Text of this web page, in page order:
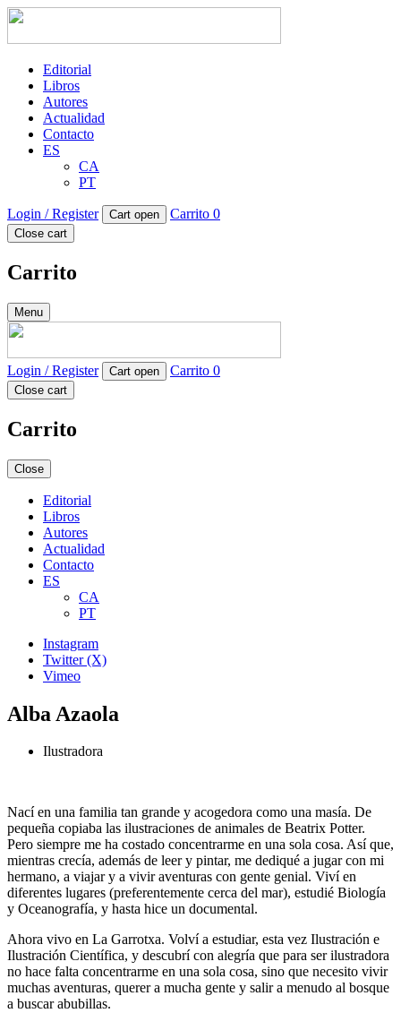
Editorial
Libros
Autores
Actualidad
Contacto
ES
CA
PT
Login / Register Cart open Carrito 0
Close cart
Carrito
Menu
Login / Register Cart open Carrito 0
Close cart
Carrito
Close
Editorial
Libros
Autores
Actualidad
Contacto
ES
CA
PT
Instagram
Twitter (X)
Vimeo
Alba Azaola
Ilustradora
Nací en una familia tan grande y acogedora como una masía. De
pequeña copiaba las ilustraciones de animales de Beatrix Potter.
Pero siempre me ha costado concentrarme en una sola cosa. Así que,
mientras crecía, además de leer y pintar, me dediqué a jugar con mi
hermano, a viajar y a vivir aventuras con gente genial. Viví en
diferentes lugares (preferentemente cerca del mar), estudié Biología
y Oceanografía, y hasta hice un documental.
Ahora vivo en La Garrotxa. Volví a estudiar, esta vez Ilustración e
Ilustración Científica, y descubrí con alegría que para ser ilustradora
no hace falta concentrarme en una sola cosa, sino que necesito vivir
muchas aventuras, querer a mucha gente y salir a menudo al bosque
a buscar abubillas.